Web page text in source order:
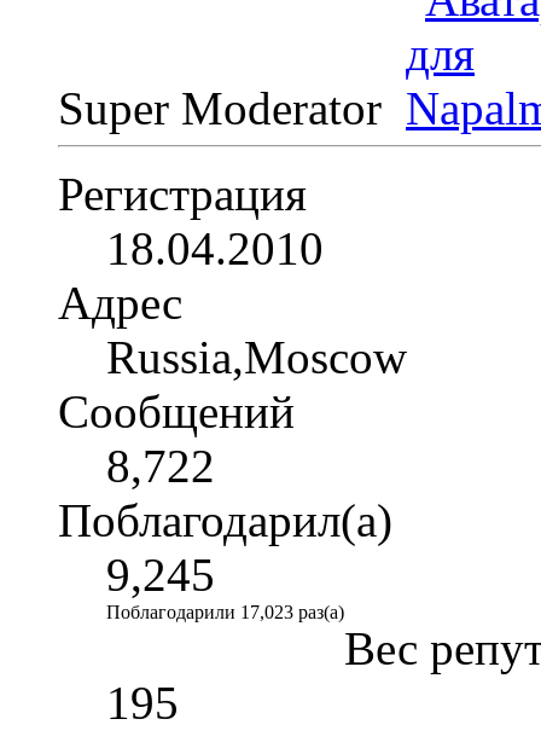
Super Moderator
Регистрация
18.04.2010
Адрес
Russia,Moscow
Сообщений
8,722
Поблагодарил(а)
9,245
Поблагодарили 17,023 раз(а)
Вес
195